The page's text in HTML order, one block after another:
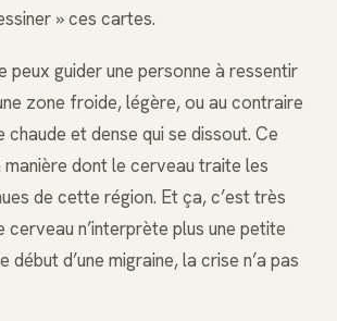
» ces cartes.
peux guider une personne à ressentir
zone froide, légère, ou au contraire
chaude et dense qui se dissout. Ce
dont le cerveau traite les
de cette région. Et ça, c’est très
n’interprète plus une petite
début d’une migraine, la crise n’a pas